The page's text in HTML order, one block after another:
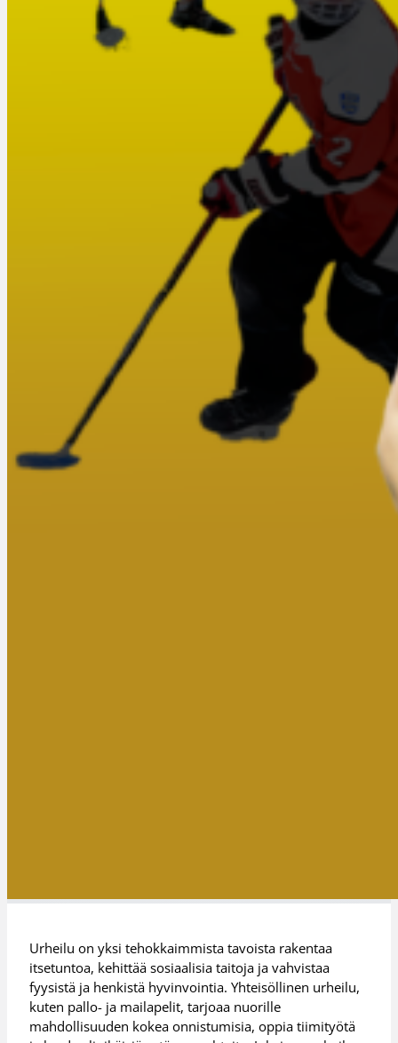
Urheilu on yksi tehokkaimmista tavoista rakentaa
itsetuntoa, kehittää sosiaalisia taitoja ja vahvistaa
fyysistä ja henkistä hyvinvointia. Yhteisöllinen urheilu,
kuten pallo- ja mailapelit, tarjoaa nuorille
mahdollisuuden kokea onnistumisia, oppia tiimityötä